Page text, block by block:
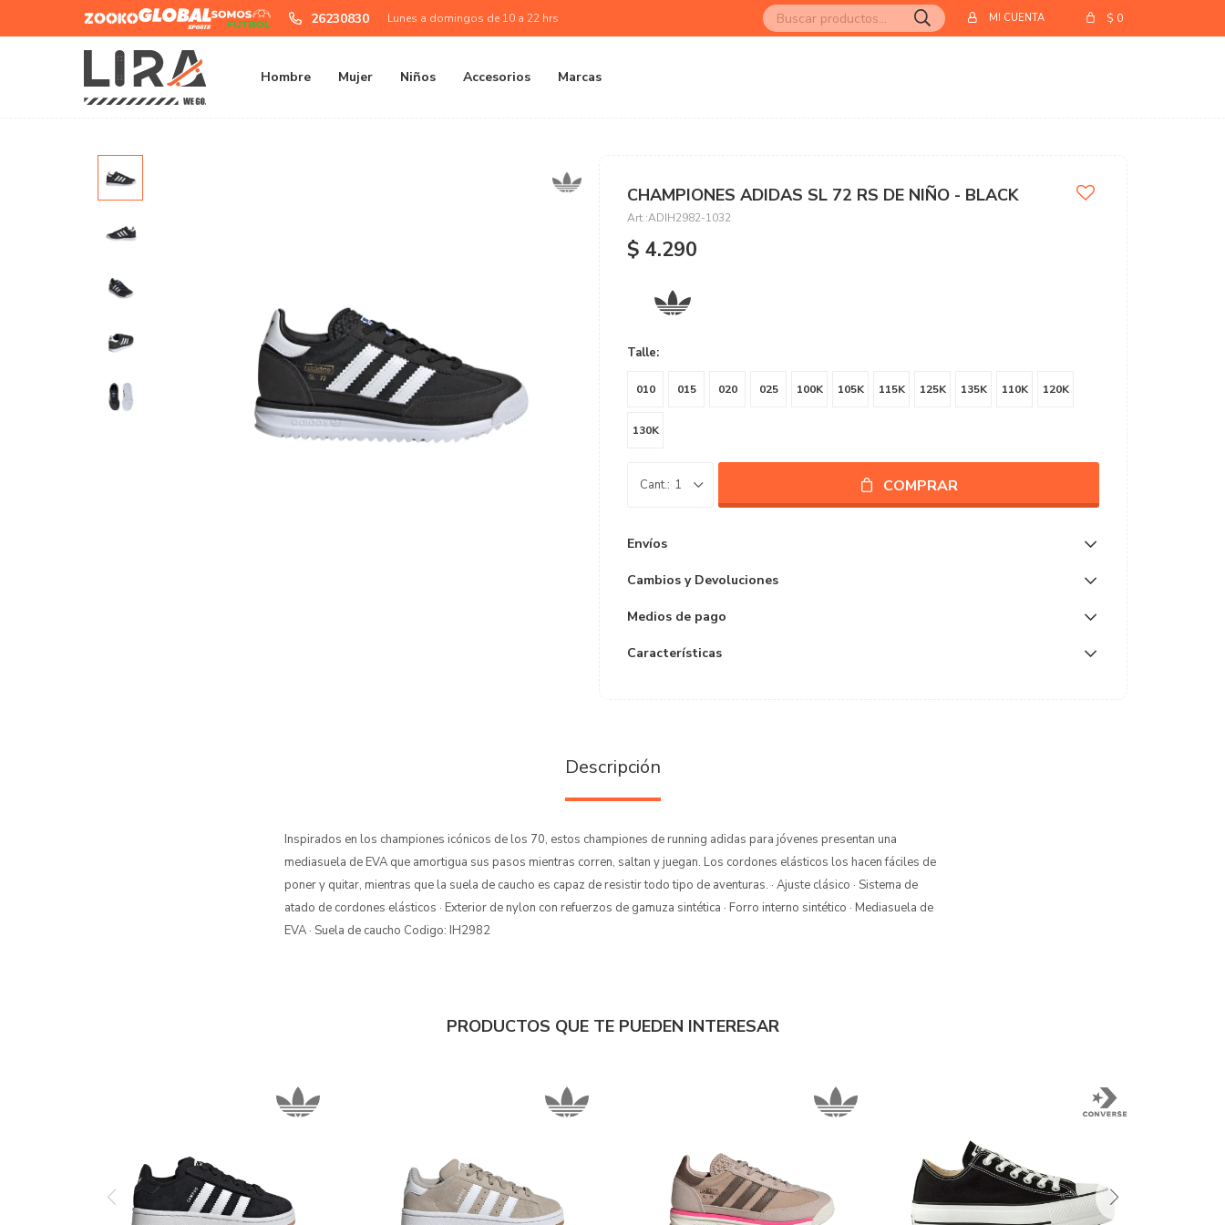
Hombre Mujer Niños Accesorios Marcas
$ 0
Futbol
26230830 Lunes a domingos de 10 a 22 hrs
CHAMPIONES ADIDAS SL 72 RS DE NIÑO - BLACK
ADIH2982-1032
$ 4.290
Talle:
010 015 020 025 100K 105K 115K 125K 135K 110K 120K
130K
1 COMPRAR
Envíos
Cambios y Devoluciones
Medios de pago
Características
Descripción
Inspirados en los championes icónicos de los 70, estos championes de running adidas para jóvenes presentan una
mediasuela de EVA que amortigua sus pasos mientras corren, saltan y juegan. Los cordones elásticos los hacen fáciles de
poner y quitar, mientras que la suela de caucho es capaz de resistir todo tipo de aventuras. · Ajuste clásico · Sistema de
atado de cordones elásticos · Exterior de nylon con refuerzos de gamuza sintética · Forro interno sintético · Mediasuela de
EVA · Suela de caucho Codigo: IH2982
PRODUCTOS QUE TE PUEDEN INTERESAR